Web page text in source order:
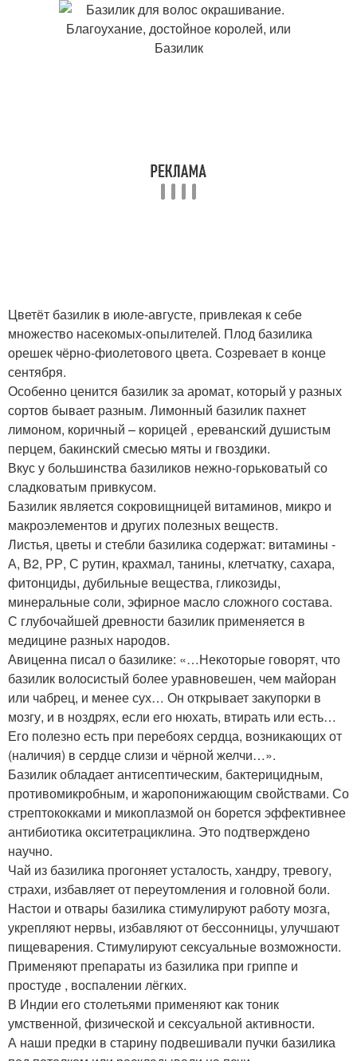
Цветёт базилик в июле-августе, привлекая к себе
множество насекомых-опылителей. Плод базилика
орешек чёрно-фиолетового цвета. Созревает в конце
сентября.
Особенно ценится базилик за аромат, который у разных
сортов бывает разным. Лимонный базилик пахнет
лимоном, коричный – корицей , ереванский душистым
перцем, бакинский смесью мяты и гвоздики.
Вкус у большинства базиликов нежно-горьковатый со
сладковатым привкусом.
Базилик является сокровищницей витаминов, микро и
макроэлементов и других полезных веществ.
Листья, цветы и стебли базилика содержат: витамины -
А, В2, РР, С рутин, крахмал, танины, клетчатку, сахара,
фитонциды, дубильные вещества, гликозиды,
минеральные соли, эфирное масло сложного состава.
С глубочайшей древности базилик применяется в
медицине разных народов.
Авиценна писал о базилике: «…Некоторые говорят, что
базилик волосистый более уравновешен, чем майоран
или чабрец, и менее сух… Он открывает закупорки в
мозгу, и в ноздрях, если его нюхать, втирать или есть…
Его полезно есть при перебоях сердца, возникающих от
(наличия) в сердце слизи и чёрной желчи…».
Базилик обладает антисептическим, бактерицидным,
противомикробным, и жаропонижающим свойствами. Со
стрептококками и микоплазмой он борется эффективнее
антибиотика окситетрациклина. Это подтверждено
научно.
Чай из базилика прогоняет усталость, хандру, тревогу,
страхи, избавляет от переутомления и головной боли.
Настои и отвары базилика стимулируют работу мозга,
укрепляют нервы, избавляют от бессонницы, улучшают
пищеварения. Стимулируют сексуальные возможности.
Применяют препараты из базилика при гриппе и
простуде , воспалении лёгких.
В Индии его столетьями применяют как тоник
умственной, физической и сексуальной активности.
А наши предки в старину подвешивали пучки базилика